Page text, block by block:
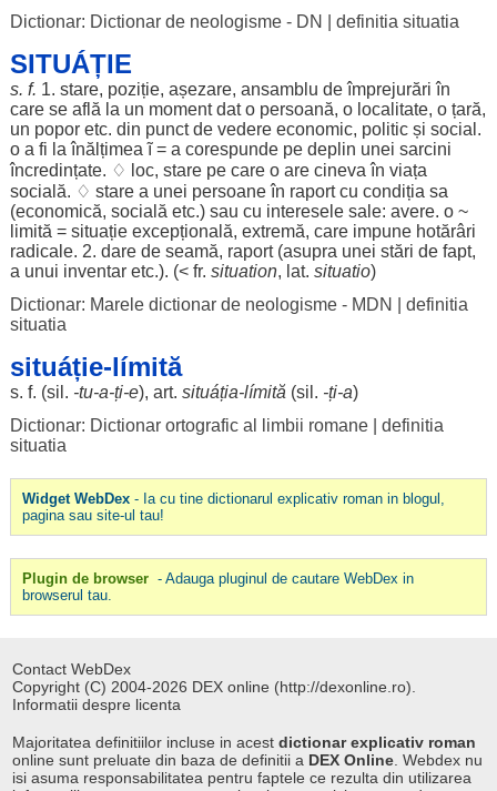
Dictionar: Dictionar de neologisme - DN
definitia situatia
SITUÁȚIE
s. f. 1. stare, poziție, așezare, ansamblu deîmprejurări în
care se află la un moment dato persoană, o localitate, o țară,
un poporetc. din punctde vedere economic, politicși social .
o a fi laînălțimea ĩ= a corespundepe deplin unei sarcini
încredințate. ♢ loc, starepe care o are cineva în viața
socială. ♢ starea unei persoaneîn raportcu condiția sa
(economică, socială etc.) sau cu intereselesale: avere. o ~
limită = situație excepțională, extremă, care impune hotărâri
radicale. 2. darede seamă, raport(asupra unei stări de fapt,
a unui inventaretc.). (< fr. situation, lat. situatio)
Dictionar: Marele dictionar de neologisme - MDN
definitia
situatia
situáție-límită
s. f. (sil . -tu-a-ți-e), art. situáția-límită (sil . -ți-a)
Dictionar: Dictionar ortografic al limbii romane| definitia
situatia
Widget WebDex- Ia cu tine dictionarul explicativ roman in blogul,
pagina sau site-ul tau!
Plugin de browser - Adauga pluginul de cautare WebDex in
browserul tau.
Contact WebDex
Copyright (C) 2004-2026 DEX online (http://dexonline.ro).
Informatii despre licenta
Majoritatea definitiilor incluse in acestdictionar explicativ roman
online sunt preluate din baza de definitii a DEX Online. Webdex nu
isi asuma responsabilitatea pentru faptele ce rezulta din utilizarea